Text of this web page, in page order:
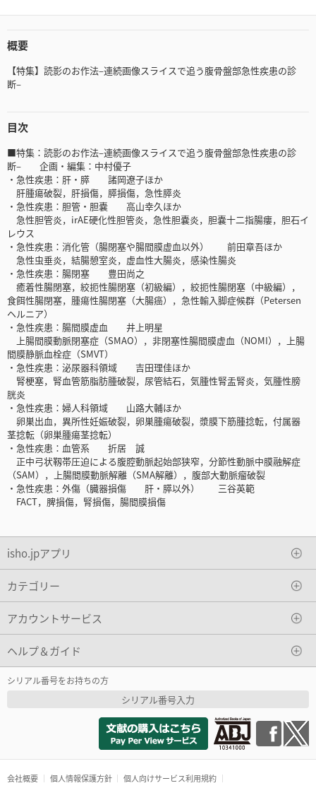
概要
【特集】読影のお作法–連続画像スライスで追う腹骨盤部急性疾患の診
断–
目次
■特集：読影のお作法–連続画像スライスで追う腹骨盤部急性疾患の診
断– 企画・編集：中村優子
・急性疾患：肝・膵 諸岡遼子ほか
肝腫瘍破裂，肝損傷，膵損傷，急性膵炎
・急性疾患：胆管・胆嚢 高山幸久ほか
急性胆管炎，irAE硬化性胆管炎，急性胆嚢炎，胆嚢十二指腸瘻，胆石イ
レウス
・急性疾患：消化管（腸閉塞や腸間膜虚血以外） 前田章吾ほか
急性虫垂炎，結腸憩室炎，虚血性大腸炎，感染性腸炎
・急性疾患：腸閉塞 豊田尚之
癒着性腸閉塞，絞扼性腸閉塞（初級編），絞扼性腸閉塞（中級編），
食餌性腸閉塞，腫瘍性腸閉塞（大腸癌），急性輸入脚症候群（Petersen
ヘルニア）
・急性疾患：腸間膜虚血 井上明星
上腸間膜動脈閉塞症（SMAO），非閉塞性腸間膜虚血（NOMI），上腸
間膜静脈血栓症（SMVT）
・急性疾患：泌尿器科領域 吉田理佳ほか
腎梗塞，腎血管筋脂肪腫破裂，尿管結石，気腫性腎盂腎炎，気腫性膀
胱炎
・急性疾患：婦人科領域 山路大輔ほか
卵巣出血，異所性妊娠破裂，卵巣腫瘍破裂，漿膜下筋腫捻転，付属器
茎捻転（卵巣腫瘍茎捻転）
・急性疾患：血管系 折居 誠
正中弓状靱帯圧迫による腹腔動脈起始部狭窄，分節性動脈中膜融解症
（SAM），上腸間膜動脈解離（SMA解離），腹部大動脈瘤破裂
・急性疾患：外傷（臓器損傷 肝・膵以外） 三谷英範
FACT，脾損傷，腎損傷，腸間膜損傷
isho.jpアプリ
カテゴリー
アカウントサービス
ヘルプ＆ガイド
シリアル番号をお持ちの方
シリアル番号入力
会社概要 個人情報保護方針 個人向けサービス利用規約